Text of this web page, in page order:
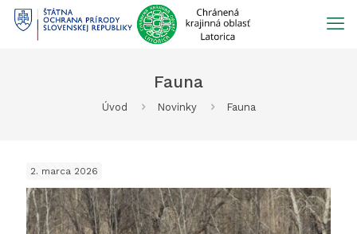
Prejsť
Fauna
Úvod Novinky Fauna
2. marca 2026